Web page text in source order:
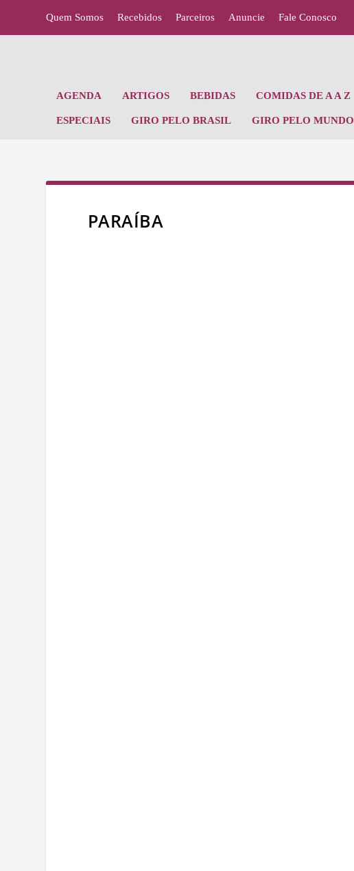
Quem Somos Recebidos Parceiros Anuncie Fale Conosco
AGENDA ARTIGOS BEBIDAS COMIDAS DE A A Z
ESPECIAIS GIRO PELO BRASIL GIRO PELO MUNDO
PARAÍBA